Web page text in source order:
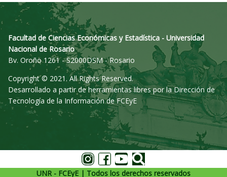
Facultad de Ciencias Económicas y Estadística - Universidad
Nacional de Rosario
Bv. Oroño 1261 - S2000DSM - Rosario
Copyright © 2021. All Rights Reserved.
Desarrollado a partir de herramientas libres por la Dirección de
Tecnología de la Información de FCEyE
UNR - FCEyE | Todos los derechos reservados